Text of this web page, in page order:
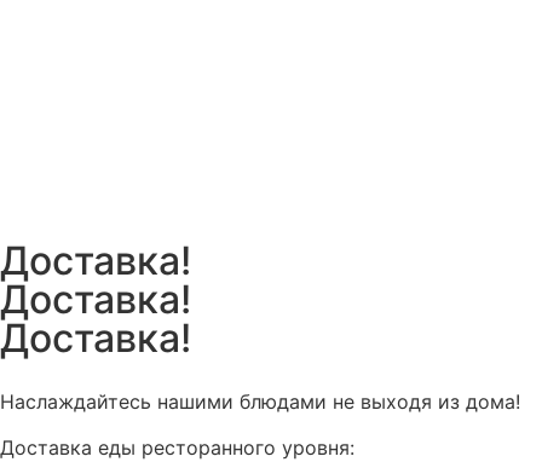
Доставка!
Доставка!
Доставка!
Наслаждайтесь нашими блюдами не выходя из дома!
Доставка еды ресторанного уровня: